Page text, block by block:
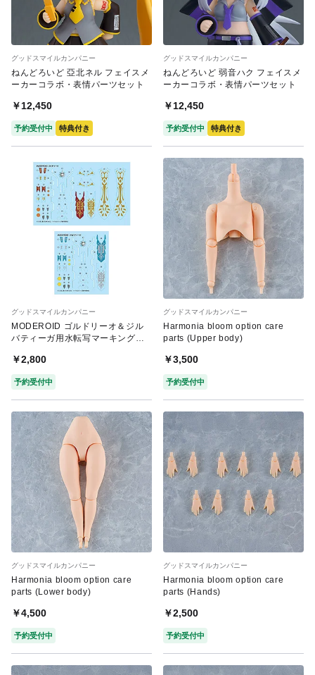
グッドスマイルカンパニー
ねんどろいど 亞北ネル フェイスメ
ーカーコラボ・表情パーツセット
￥12,450
予約受付中 特典付き
グッドスマイルカンパニー
ねんどろいど 弱音ハク フェイスメ
ーカーコラボ・表情パーツセット
￥12,450
予約受付中 特典付き
グッドスマイルカンパニー
MODEROID ゴルドリーオ＆ジル
バティーガ用水転写マーキングデ
￥2,800
予約受付中
グッドスマイルカンパニー
Harmonia bloom option care
parts (Upper body)
￥3,500
予約受付中
グッドスマイルカンパニー
Harmonia bloom option care
parts (Lower body)
￥4,500
予約受付中
グッドスマイルカンパニー
Harmonia bloom option care
parts (Hands)
￥2,500
予約受付中